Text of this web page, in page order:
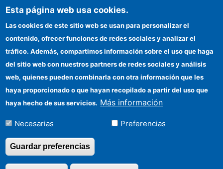
Sede electrónica CSIC
Identidad institucional
Información para proveedores
Ayudas FEDER
Organismos financiadores
Contacto
Cómo llegar
©Copyright 2026 Todos los derechos reservados
Esta página web usa cookies.
Las cookies de este sitio web se usan para personalizar el
contenido, ofrecer funciones de redes sociales y analizar el
tráfico. Además, compartimos información sobre el uso que haga
del sitio web con nuestros partners de redes sociales y análisis
web, quienes pueden combinarla con otra información que les
haya proporcionado o que hayan recopilado a partir del uso que
haya hecho de sus servicios. Más información
Necesarias Preferencias
Guardar preferencias